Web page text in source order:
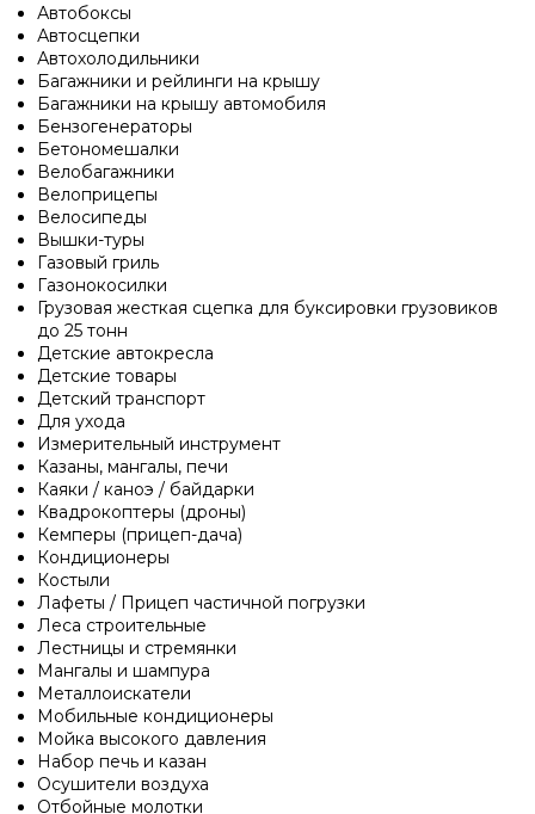
Автобоксы
Автосцепки
Автохолодильники
Багажники и рейлинги на крышу
Багажники на крышу автомобиля
Бензогенераторы
Бетономешалки
Велобагажники
Велоприцепы
Велосипеды
Вышки-туры
Газовый гриль
Газонокосилки
Грузовая жесткая сцепка для буксировки грузовиков
до 25 тонн
Детские автокресла
Детские товары
Детский транспорт
Для ухода
Измерительный инструмент
Казаны, мангалы, печи
Каяки / каноэ / байдарки
Квадрокоптеры (дроны)
Кемперы (прицеп-дача)
Кондиционеры
Костыли
Лафеты / Прицеп частичной погрузки
Леса строительные
Лестницы и стремянки
Мангалы и шампура
Металлоискатели
Мобильные кондиционеры
Мойка высокого давления
Набор печь и казан
Осушители воздуха
Отбойные молотки